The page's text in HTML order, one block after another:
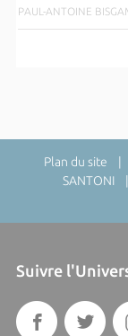
PAUL-ANTOINE
Plan du site |
SANTONI
Suivre